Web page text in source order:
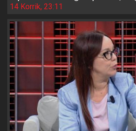
14 Korrik, 23:11